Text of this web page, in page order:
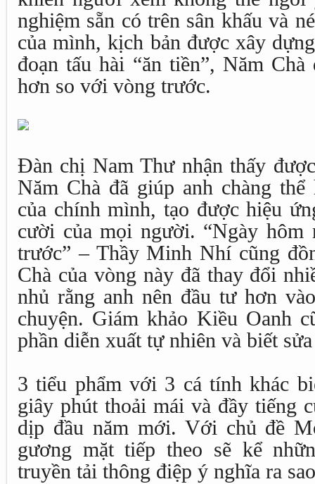
nghiệm sẵn có trên sân khấu và
của mình, kịch bản được xây
đoạn tấu hài “ăn tiền”, Năm
hơn so với vòng trước.
Đàn chị Nam Thư nhận thấy
Năm Chà đã giúp anh chàng
của chính mình, tạo được hiệu
cười của mọi người. “Ngày hôm
trước” – Thầy Minh Nhí cũng
Chà của vòng này đã thay đổi
nhủ rằng anh nên đầu tư hơn
chuyện. Giám khảo Kiều Oanh
phần diễn xuất tự nhiên và biết
3 tiểu phẩm với 3 cá tính khác
giây phút thoải mái và đầy tiếng
dịp đầu năm mới. Với chủ đề
gương mặt tiếp theo sẽ kể
truyền tải thông điệp ý nghĩa ra